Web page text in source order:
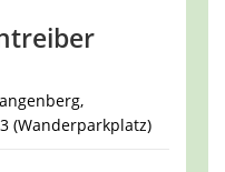
(Wanderparkplatz)